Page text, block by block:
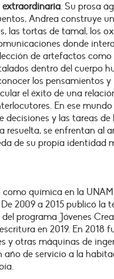
extraordinaria. Su prosa
Andrea construye
las tortas de tamal, los
donde
de artefactos como
dentro del cuerpo
los pensamientos y
el éxito de una
En ese
y las tareas
se enfrentan al
de su propia identidad
como química en la
2009 a 2015 publicó la
programa Jóvenes
en 2019. En 2018
otras máquinas de
de servicio a la